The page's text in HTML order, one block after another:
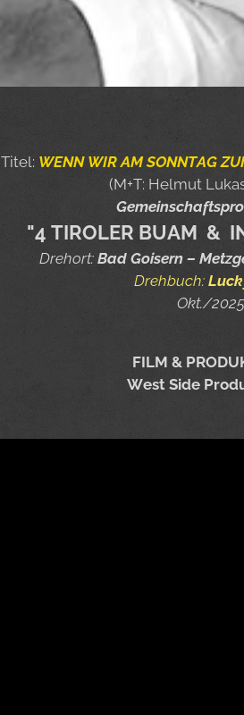
Titel: WENN WIR AM SONNTAG
(M+T: Helmut
"4 TIROLER BUAM &
Drehort:Bad Goisern –
Drehbuch:
Okt./2025
FILM &
West Side